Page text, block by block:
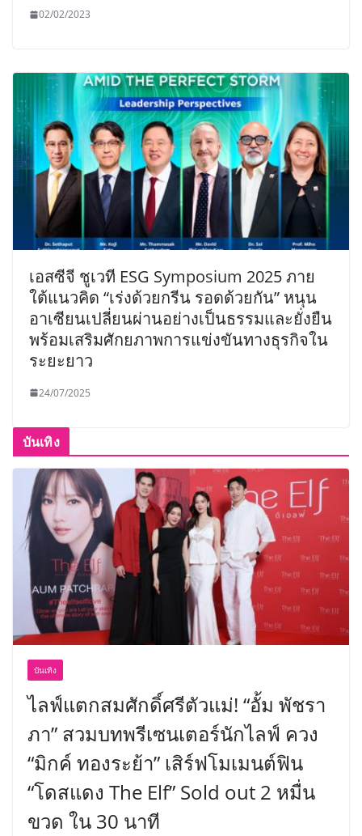
02/02/2023
เอสซีจี ชูเวที ESG Symposium 2025 ภาย
ใต้แนวคิด “เร่งด้วยกรีน รอดด้วยกัน” หนุน
อาเซียนเปลี่ยนผ่านอย่างเป็นธรรมและยั่งยืน
พร้อมเสริมศักยภาพการแข่งขันทางธุรกิจใน
ระยะยาว
24/07/2025
บันเทิง
บันเทิง
ไลฟ์แตกสมศักดิ์ศรีตัวแม่! “อั้ม พัชรา
ภา” สวมบทพรีเซนเตอร์นักไลฟ์ ควง
“มิกค์ ทองระย้า” เสิร์ฟโมเมนต์ฟิน
“โดสแดง The Elf” Sold out 2 หมื่น
ขวด ใน 30 นาที